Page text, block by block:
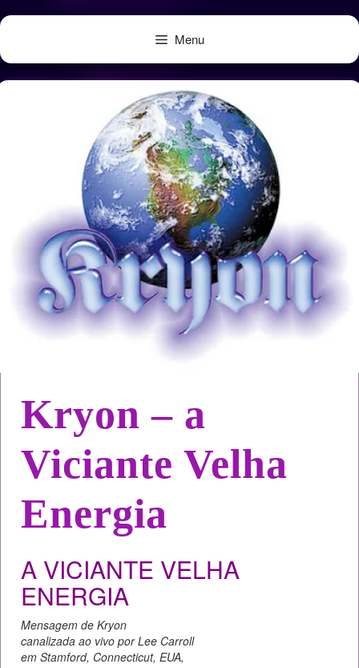
Menu
Kryon – a
Viciante Velha
Energia
A VICIANTE VELHA
ENERGIA
Mensagem de Kryon
canalizada ao vivo por Lee Carroll
em Stamford, Connecticut, EUA,